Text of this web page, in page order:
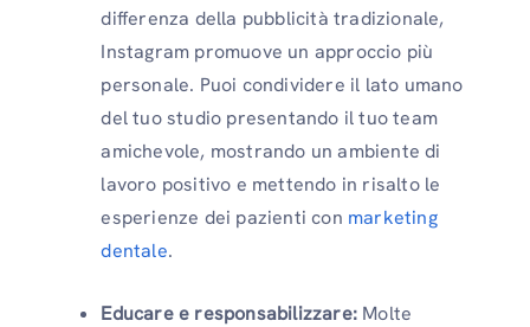
differenza della pubblicità tradizionale,
Instagram promuove un approccio più
personale. Puoi condividere il lato umano
del tuo studio presentando il tuo team
amichevole, mostrando un ambiente di
lavoro positivo e mettendo in risalto le
esperienze dei pazienti con marketing
dentale.
Educare e responsabilizzare: Molte